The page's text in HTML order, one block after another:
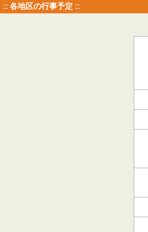
:: 各地区の行事予定 ::